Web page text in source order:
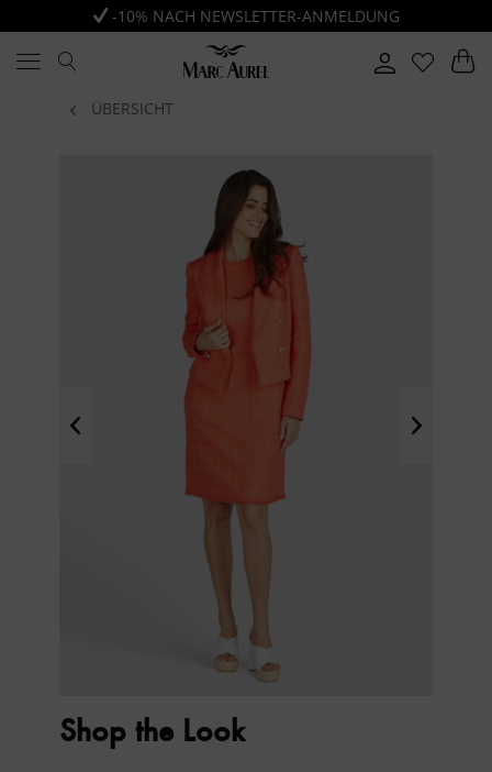
-10% NACH NEWSLETTER-ANMELDUNG
ÜBERSICHT
Shop the Look